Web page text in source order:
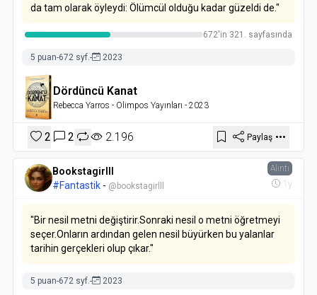
da tam olarak öyleydi: Ölümcül olduğu kadar güzeldi de."
672'in 321. sayfasında
5 puan-672 syf. - 2023
Dördüncü Kanat
Rebecca Yarros - Olimpos Yayınları - 2023
2 2 2.196 Paylaş
Bookstagirlll
#Fantastik - @bookstagirlll
Alıntı
1y
"Bir nesil metni değiştirir.Sonraki nesil o metni öğretmeyi
seçer.Onların ardından gelen nesil büyürken bu yalanlar
tarihin gerçekleri olup çıkar."
5 puan-672 syf. - 2023